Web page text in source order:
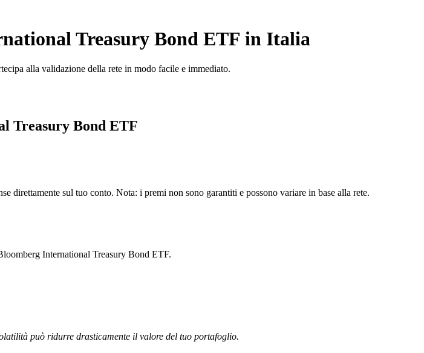
Treasury Bond ETF in Italia
alla validazione della rete in modo facile e immediato.
Treasury Bond ETF
direttamente sul tuo conto. Nota: i premi non sono garantiti e possono variare in base alla rete.
International Treasury Bond ETF.
può ridurre drasticamente il valore del tuo portafoglio.